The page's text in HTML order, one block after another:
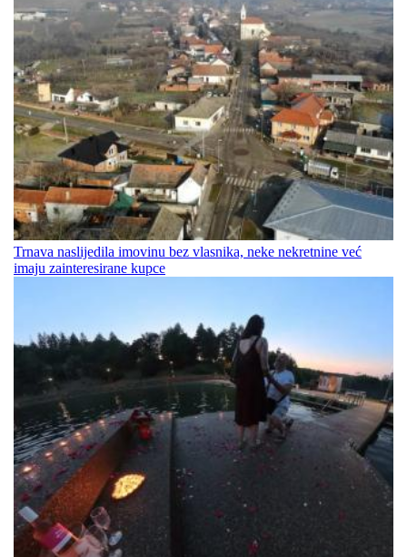
Trnava naslijedila imovinu bez vlasnika, neke nekretnine već
imaju zainteresirane kupce